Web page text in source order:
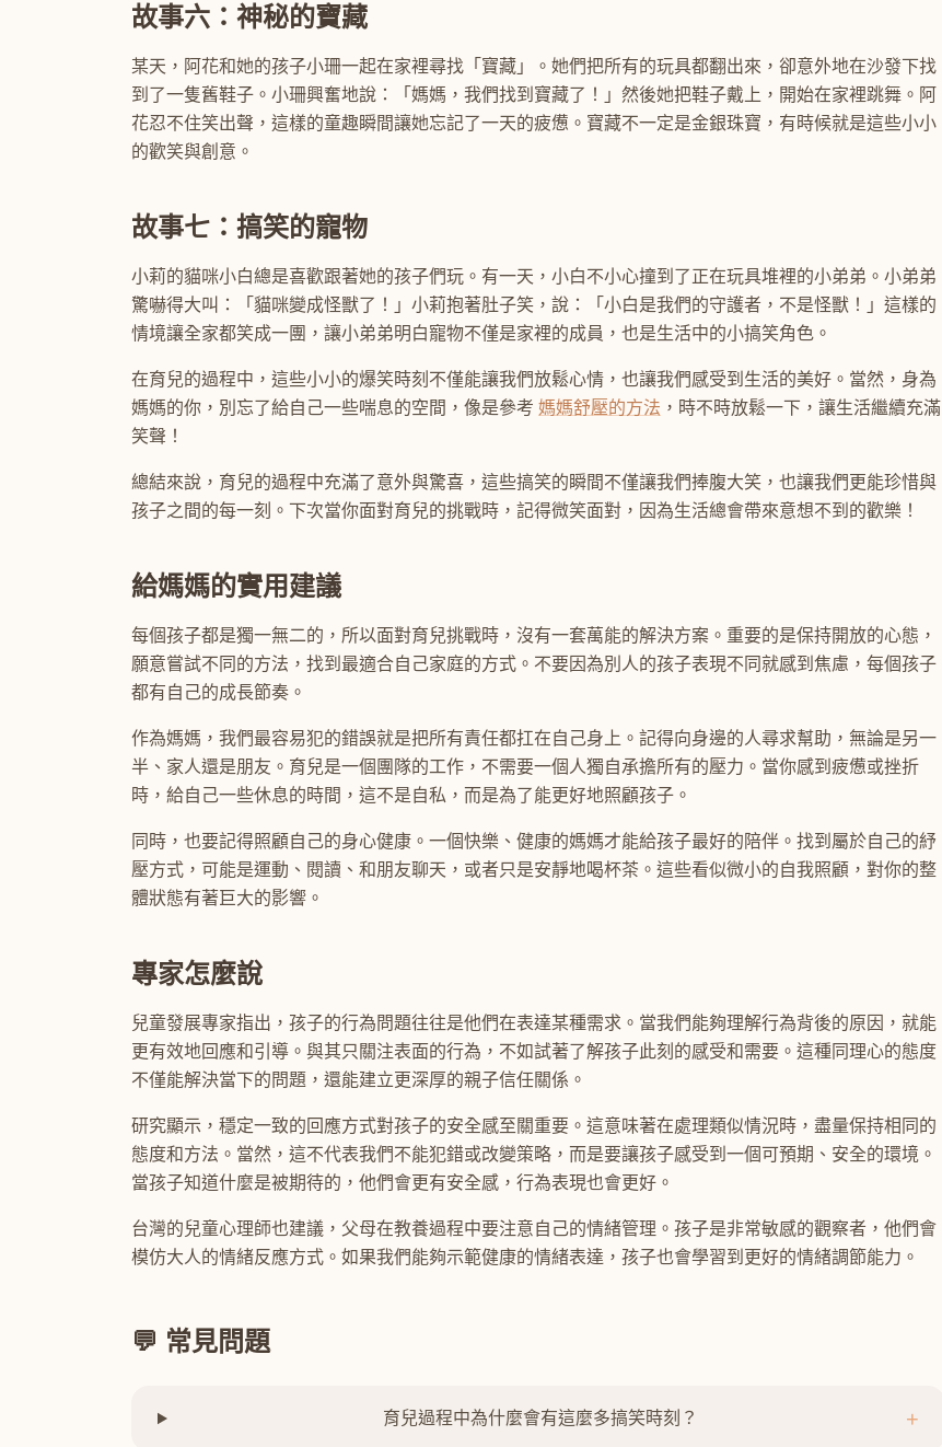
故事六：神秘的寶藏
某天，阿花和她的孩子小珊一起在家裡尋找「寶藏」。她們把所有的玩具都翻出來，卻意外地在沙發下找
到了一隻舊鞋子。小珊興奮地說：「媽媽，我們找到寶藏了！」然後她把鞋子戴上，開始在家裡跳舞。阿
花忍不住笑出聲，這樣的童趣瞬間讓她忘記了一天的疲憊。寶藏不一定是金銀珠寶，有時候就是這些小小
的歡笑與創意。
故事七：搞笑的寵物
小莉的貓咪小白總是喜歡跟著她的孩子們玩。有一天，小白不小心撞到了正在玩具堆裡的小弟弟。小弟弟
驚嚇得大叫：「貓咪變成怪獸了！」小莉抱著肚子笑，說：「小白是我們的守護者，不是怪獸！」這樣的
情境讓全家都笑成一團，讓小弟弟明白寵物不僅是家裡的成員，也是生活中的小搞笑角色。
在育兒的過程中，這些小小的爆笑時刻不僅能讓我們放鬆心情，也讓我們感受到生活的美好。當然，身為
媽媽的你，別忘了給自己一些喘息的空間，像是參考 媽媽舒壓的方法 ，時不時放鬆一下，讓生活繼續充滿
笑聲！
總結來說，育兒的過程中充滿了意外與驚喜，這些搞笑的瞬間不僅讓我們捧腹大笑，也讓我們更能珍惜與
孩子之間的每一刻。下次當你面對育兒的挑戰時，記得微笑面對，因為生活總會帶來意想不到的歡樂！
給媽媽的實用建議
每個孩子都是獨一無二的，所以面對育兒挑戰時，沒有一套萬能的解決方案。重要的是保持開放的心態，
願意嘗試不同的方法，找到最適合自己家庭的方式。不要因為別人的孩子表現不同就感到焦慮，每個孩子
都有自己的成長節奏。
作為媽媽，我們最容易犯的錯誤就是把所有責任都扛在自己身上。記得向身邊的人尋求幫助，無論是另一
半、家人還是朋友。育兒是一個團隊的工作，不需要一個人獨自承擔所有的壓力。當你感到疲憊或挫折
時，給自己一些休息的時間，這不是自私，而是為了能更好地照顧孩子。
同時，也要記得照顧自己的身心健康。一個快樂、健康的媽媽才能給孩子最好的陪伴。找到屬於自己的紓
壓方式，可能是運動、閱讀、和朋友聊天，或者只是安靜地喝杯茶。這些看似微小的自我照顧，對你的整
體狀態有著巨大的影響。
專家怎麼說
兒童發展專家指出，孩子的行為問題往往是他們在表達某種需求。當我們能夠理解行為背後的原因，就能
更有效地回應和引導。與其只關注表面的行為，不如試著了解孩子此刻的感受和需要。這種同理心的態度
不僅能解決當下的問題，還能建立更深厚的親子信任關係。
研究顯示，穩定一致的回應方式對孩子的安全感至關重要。這意味著在處理類似情況時，盡量保持相同的
態度和方法。當然，這不代表我們不能犯錯或改變策略，而是要讓孩子感受到一個可預期、安全的環境。
當孩子知道什麼是被期待的，他們會更有安全感，行為表現也會更好。
台灣的兒童心理師也建議，父母在教養過程中要注意自己的情緒管理。孩子是非常敏感的觀察者，他們會
模仿大人的情緒反應方式。如果我們能夠示範健康的情緒表達，孩子也會學習到更好的情緒調節能力。
💬 常見問題
育兒過程中為什麼會有這麼多搞笑時刻？ +